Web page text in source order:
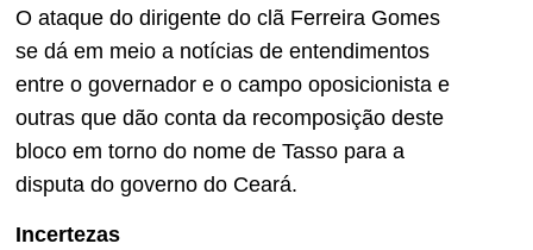
O ataque do dirigente do clã Ferreira Gomes
se dá em meio a notícias de entendimentos
entre o governador e o campo oposicionista e
outras que dão conta da recomposição deste
bloco em torno do nome de Tasso para a
disputa do governo do Ceará.
Incertezas